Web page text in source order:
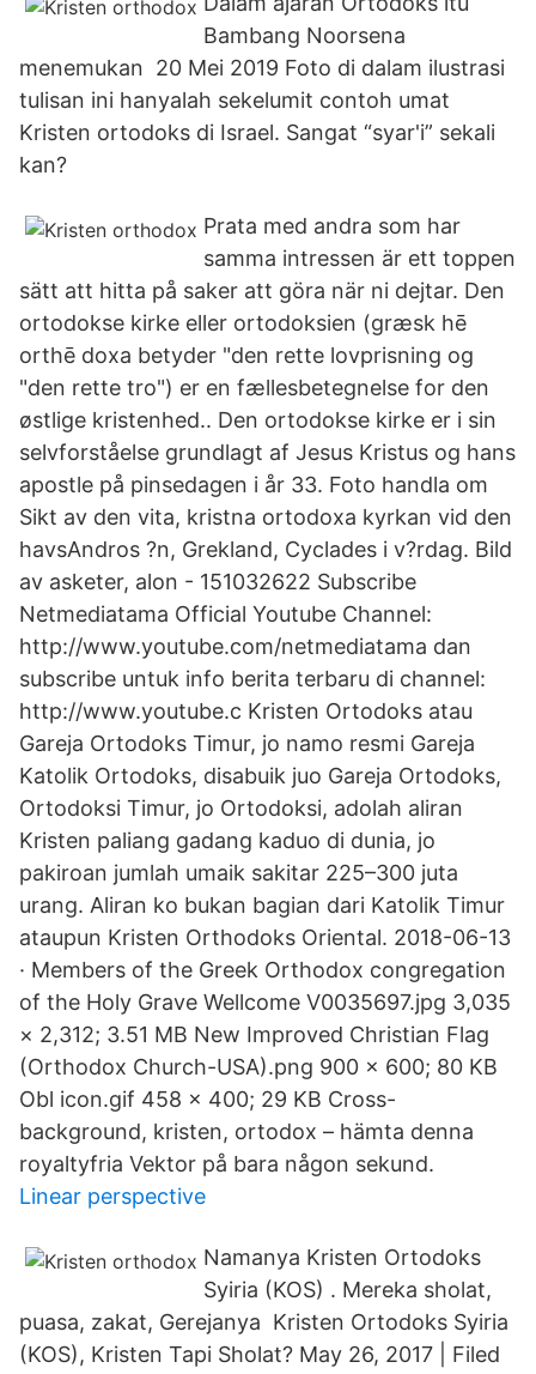
Bambang Noorsena
menemukan 20 Mei 2019 Foto di dalam ilustrasi
tulisan ini hanyalah sekelumit contoh umat
Kristen ortodoks di Israel. Sangat “syar'i” sekali
kan?
Prata med andra som har
samma intressen är ett toppen
sätt att hitta på saker att göra när ni dejtar. Den
ortodokse kirke eller ortodoksien (græsk hē
orthē doxa betyder "den rette lovprisning og
"den rette tro") er en fællesbetegnelse for den
østlige kristenhed.. Den ortodokse kirke er i sin
selvforståelse grundlagt af Jesus Kristus og hans
apostle på pinsedagen i år 33. Foto handla om
Sikt av den vita, kristna ortodoxa kyrkan vid den
havsAndros ?n, Grekland, Cyclades i v?rdag. Bild
av asketer, alon - 151032622 Subscribe
Netmediatama Official Youtube Channel:
http://www.youtube.com/netmediatama dan
subscribe untuk info berita terbaru di channel:
http://www.youtube.c Kristen Ortodoks atau
Gareja Ortodoks Timur, jo namo resmi Gareja
Katolik Ortodoks, disabuik juo Gareja Ortodoks,
Ortodoksi Timur, jo Ortodoksi, adolah aliran
Kristen paliang gadang kaduo di dunia, jo
pakiroan jumlah umaik sakitar 225–300 juta
urang. Aliran ko bukan bagian dari Katolik Timur
ataupun Kristen Orthodoks Oriental. 2018-06-13
· Members of the Greek Orthodox congregation
of the Holy Grave Wellcome V0035697.jpg 3,035
× 2,312; 3.51 MB New Improved Christian Flag
(Orthodox Church-USA).png 900 × 600; 80 KB
Obl icon.gif 458 × 400; 29 KB Cross-
background, kristen, ortodox – hämta denna
royaltyfria Vektor på bara någon sekund.
Linear perspective
Namanya Kristen Ortodoks
Syiria (KOS) . Mereka sholat,
puasa, zakat, Gerejanya Kristen Ortodoks Syiria
(KOS), Kristen Tapi Sholat? May 26, 2017 | Filed